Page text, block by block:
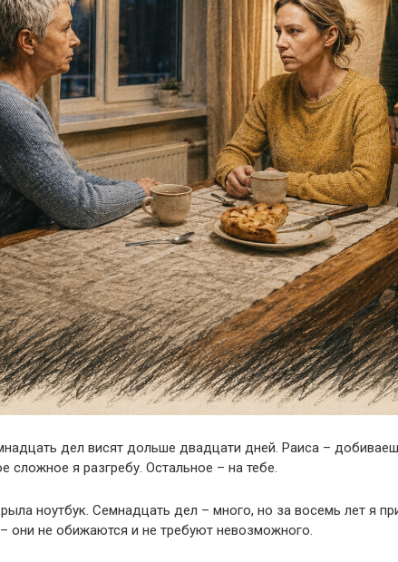
дел висят дольше двадцати дней. Раиса –
сложное я разгребу. Остальное – на тебе.
ноутбук. Семнадцать дел – много, но за восемь лет я
они не обижаются и не требуют невозможного.